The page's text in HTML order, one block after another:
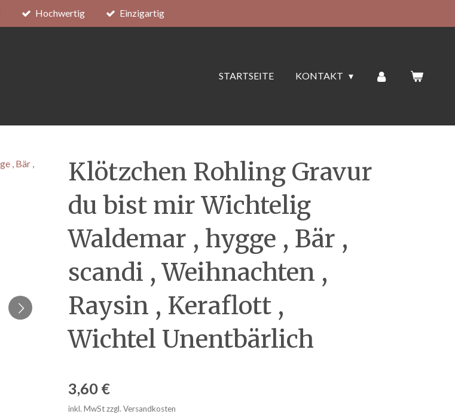
Hochwertig Einzigartig
STARTSEITE KONTAKT
Klötzchen Rohling Gravur
du bist mir Wichtelig
Waldemar , hygge , Bär ,
scandi , Weihnachten ,
Raysin , Keraflott ,
Wichtel Unentbärlich
3,60 €
inkl. MwSt zzgl. Versandkosten